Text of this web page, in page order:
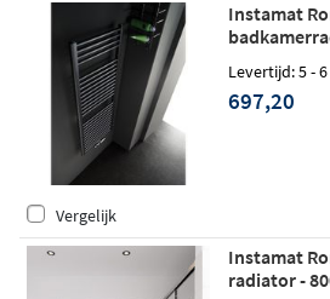
Instamat
Levertijd: 5 -
697,20
Vergelijk
Instamat
radiator -